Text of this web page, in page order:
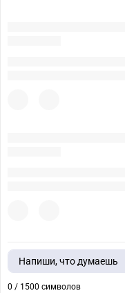
Напиши, что думаешь
0 / 1500 символов